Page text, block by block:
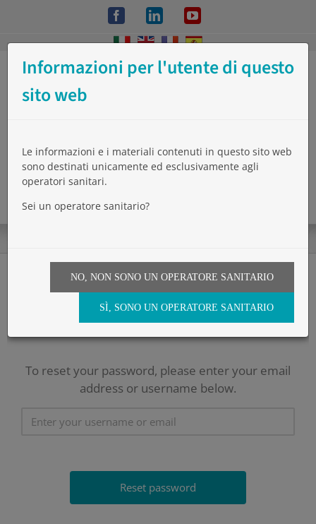
FacebookLinkedInYouTube
Password Reset
To reset your password, please enter your email
address or username below.
Informazioni per l'utente di questo
sito web
Le informazioni e i materiali contenuti in questo sito web
sono destinati unicamente ed esclusivamente agli
operatori sanitari.
Sei un operatore sanitario?
NO, NON SONO UN OPERATORE SANITARIO
SÌ, SONO UN OPERATORE SANITARIO